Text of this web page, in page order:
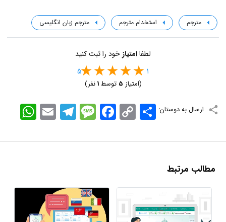
مترجم استخدام مترجم مترجم زبان انگلیسی
لطفاامتیاز خود را ثبت کنید
1
5
(امتیاز 5 توسط1نفر)
ارسال به دوستان: WhatsApp EmailTelegramMessageFacebook Copy
Link
اشتراک
مطالب مرتبط